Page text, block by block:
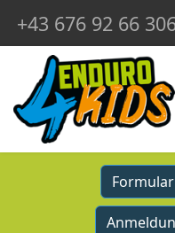
+43 676 92 66